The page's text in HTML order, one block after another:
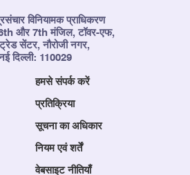
विनियामक प्राधिकरण
और 7th मंजिल, टॉवर-एफ,
ट्रेड सेंटर, नौरोजी नगर,
दिल्ली: 110029
हमसे संपर्क करें
प्रतिक्रिया
सूचना का अधिकार
नियम एवं शर्तें
वेबसाइट नीतियाँ